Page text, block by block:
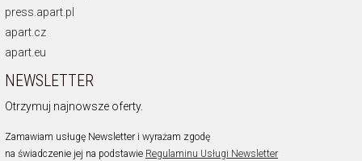
press.apart.pl
apart.cz
apart.eu
NEWSLETTER
Otrzymuj najnowsze oferty.
Zamawiam usługę Newsletter i wyrażam zgodę
na świadczenie jej na podstawie Regulaminu Usługi Newsletter